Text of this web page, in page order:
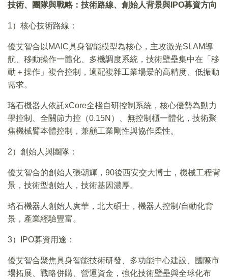
技術、團隊與戰略：技術路線、創始人背景與IPO募資方向
1）核心技術路線：
優艾智合以MAIC具身智能模型為核心，主攻激光SLAM導
航、移動操作一體化、多機調度系統，技術壁壘集中在「移
動＋操作」複合控制，適配複雜工業場景的高精度、低振動
需求。
珞石機器人依託xCore全棧自研控制系統，核心優勢為動力
學控制、全關節力控（0.15N）、無控制櫃一體化，技術聚
焦機械臂本體控制，兼顧工業剛性與協作柔性。
2）創始人與團隊：
優艾智合的創始人張朝輝，90後西安交大博士，機械工程背
景，技術型創始人，技術基因濃厚。
珞石機器人創始人庹華，北大碩士，機器人控制/自動化背
景，產業經驗豐富。
3）IPO募資用途：
優艾智合聚焦具身智能技術研發、多功能中心建設、國際市
場拓展、戰略併購、營運資金，強化技術壁壘與全球化布